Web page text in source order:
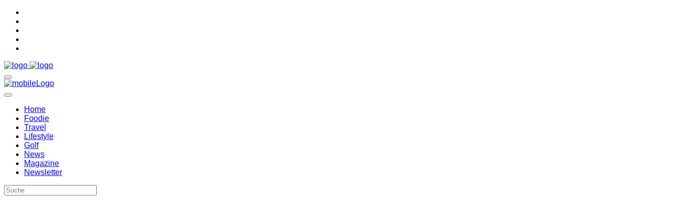
Home
Foodie
Travel
Lifestyle
Golf
News
Magazine
Newsletter